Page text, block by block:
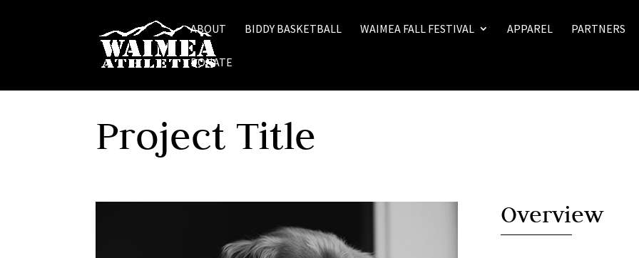
ABOUT BIDDY BASKETBALL WAIMEA FALL FESTIVAL APPAREL PARTNERS
DONATE
Project Title
Overview